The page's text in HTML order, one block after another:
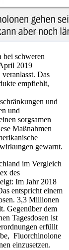
bei schweren
2019
Das
empfiehlt,
und
und
sorgsamen
Maßnahmen
gewarnt.
im Vergleich
des
Im Jahr 2018
entspricht einem
3,3 Millionen
Gegenüber dem
Tagesdosen ist
erfüllt
Fluorchinolone
einzusetzen.